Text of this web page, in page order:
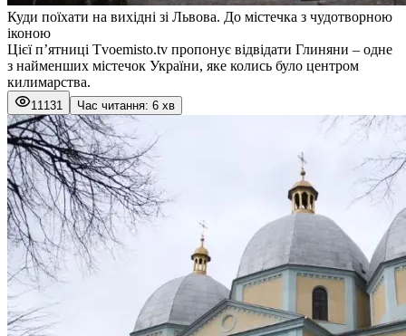
Куди поїхати на вихідні зі Львова. До містечка з чудотворною
іконою
Цієї п’ятниці Tvoemisto.tv пропонує відвідати Глиняни – одне
з найменших містечок України, яке колись було центром
килимарства.
11131 Час читання: 6 хв